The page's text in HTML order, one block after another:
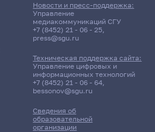
Сведения об
образовательной
организации
Новости и пресс-поддержка:
Управление
медиакоммуникаций СГУ
+7 (8452) 21 - 06 - 25,
press@sgu.ru
Техническая поддержка сайта:
Управление цифровых и
информационных технологий
+7 (8452) 21 - 06 - 64,
bessonov@sgu.ru